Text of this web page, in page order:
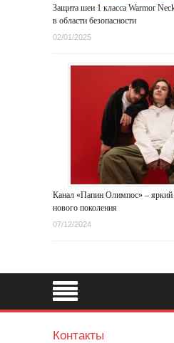
Защита шеи 1 класса Warmor
в области безопасности
02/01/2025
Канал «Папин Олимпос» –
нового поколения
07/12/2024
Контакты